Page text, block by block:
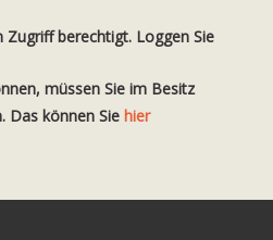
Zugriff berechtigt. Loggen Sie
müssen Sie im Besitz
Das können Sie hier